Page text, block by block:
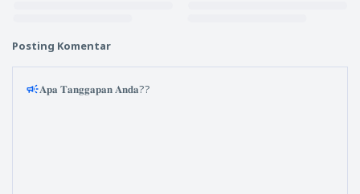
Posting Komentar
𝐀𝐩𝐚 𝐓𝐚𝐧𝐠𝐠𝐚𝐩𝐚𝐧 𝐀𝐧𝐝𝐚??